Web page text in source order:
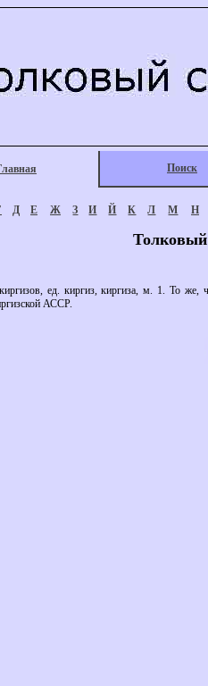
Поиск
Д Е Ж З И Й К Л М Н
ед. киргиз, киргиза, м. 1. То же,
АССР.